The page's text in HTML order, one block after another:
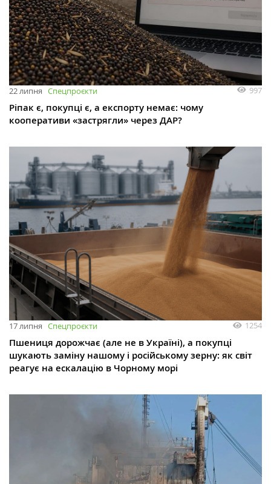
22 липня Спецпроєкти 997
Ріпак є, покупці є, а експорту немає: чому
кооперативи «застрягли» через ДАР?
17 липня Спецпроєкти 1254
Пшениця дорожчає (але не в Україні), а покупці
шукають заміну нашому і російському зерну: як світ
реагує на ескалацію в Чорному морі